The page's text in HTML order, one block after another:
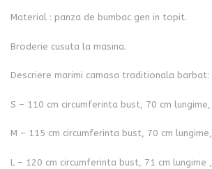
Material : panza de bumbac gen in topit.
Broderie cusuta la masina.
Descriere marimi camasa traditionala barbat:
S – 110 cm circumferinta bust, 70 cm lungime,
M – 115 cm circumferinta bust, 70 cm lungime,
L – 120 cm circumferinta bust, 71 cm lungime ,